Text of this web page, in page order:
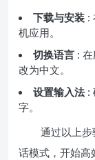
下载与安装 :
机应用。
切换语言 :
改为中文。
设置输入法 :
字。
通过以上
话模式，开始高